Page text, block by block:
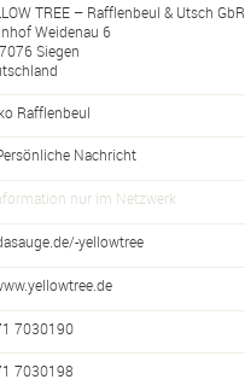
TREE – Rafflenbeul & Utsch GbR
Weidenau 6
Siegen
Rafflenbeul
Nachricht
nur im Netzwerk
yellowtree
7030190
7030198